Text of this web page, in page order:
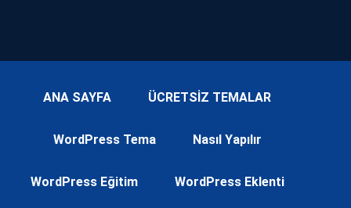
ANA SAYFA ÜCRETSİZ TEMALAR
WordPress Tema Nasıl Yapılır
WordPress Eğitim WordPress Eklenti